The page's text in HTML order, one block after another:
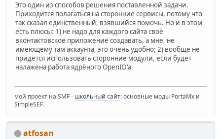
Это один из способов решения поставленной задачи.
Приходится полагаться на сторонние сервисы, потому что
так сказал единственный, взявшийся помочь. Но и в этом
есть плюсы: 1) не надо для каждого сайта своё
вконтактовское приложение создавать, а мне, не
имеющему там аккаунта, это очень удобно; 2) вообще не
придется использовать сторонние модули, если будет
налажена работа ядрёного OpenID'a.
мой проект на SMF - школьный сайт: основные моды PortaMx и
SimpleSEF.
atfosan